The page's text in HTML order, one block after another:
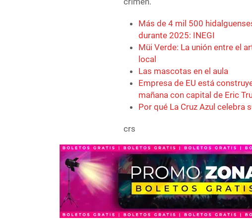
Más de 4 mil 500
durante 2025: INEGI
Müi Verde: La unión entre el
local
Las mascotas en el aula
Empresa de EU está
mañana con capital de Eric
Por qué La Cruz Azul celebra
crs